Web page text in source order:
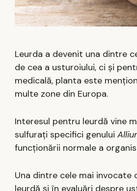
Leurda a devenit una dintre
de cea a usturoiului, ci și
medicală, planta este
multe zone din Europa.
Interesul pentru leurdă vine
sulfurați specifici genului
funcționării normale a
Una dintre cele mai
leurdă și în evaluări despre